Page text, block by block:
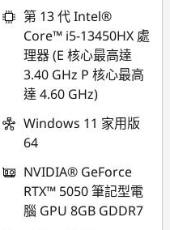
第 13 代 Intel®
Core™ i5-13450HX 處
理器 (E 核心最高達
3.40 GHz P 核心最高
達 4.60 GHz)
Windows 11 家用版
64
NVIDIA® GeForce
RTX™ 5050 筆記型電
腦 GPU 8GB GDDR7